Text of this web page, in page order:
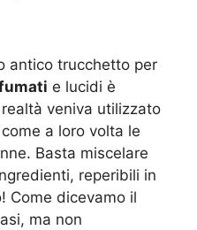
antico trucchetto per
e lucidi è
veniva utilizzato
a loro volta le
Basta miscelare
reperibili in
Come dicevamo il
ma non